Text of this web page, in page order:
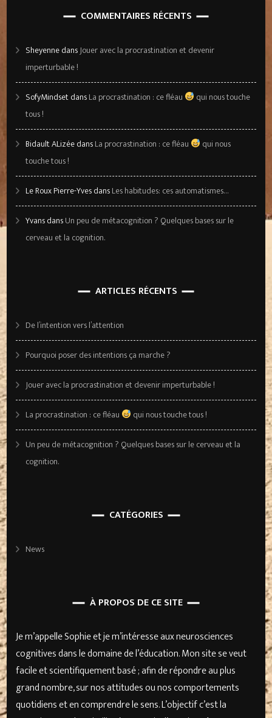
COMMENTAIRES RÉCENTS
SheyennedansJouer avec la procrastination et devenir
imperturbable !
SofyMindsetdansLa procrastination : ce fléau
qui nous touche
tous !
Bidault ALizéedansLa procrastination : ce fléau
qui nous
touche tous !
Le Roux Pierre-YvesdansLes habitudes: ces automatismes…
YvansdansUn peu de métacognition ? Quelques bases sur le
cerveau et la cognition.
ARTICLES RÉCENTS
De l’intention vers l’attention
Pourquoi poser des intentions ça marche ?
Jouer avec la procrastination et devenir imperturbable !
La procrastination : ce fléau qui nous touche tous !
Un peu de métacognition ? Quelques bases sur le cerveau et la
cognition.
CATÉGORIES
News
À PROPOS DE CE SITE
Je m’appelle Sophie et je m’intéresse aux neurosciences
cognitives dans le domaine de l’éducation. Mon site se veut
facile et scientifiquement basé ; afin de répondre au plus
grand nombre, sur nos attitudes ou nos comportements
quotidiens et en comprendre le sens. L’objectif c’est la